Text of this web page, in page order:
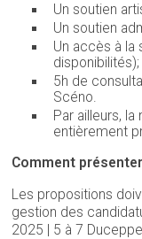
Un soutien
Un soutien
Un accès à la
disponibilités);
5h de
Scéno.
Par ailleurs,
entièrement
Comment
Les propositions
gestion des
2025 | 5 à 7 Duceppe